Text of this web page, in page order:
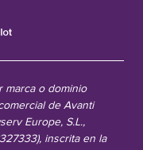
marca o dominio
de Avanti
Europe, S.L.,
inscrita en la